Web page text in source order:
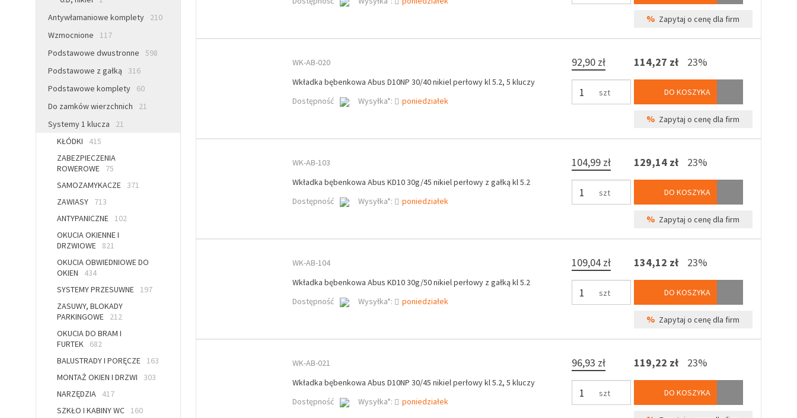
Antywłamaniowe komplety
210
Wzmocnione
117
Podstawowe dwustronne
598
Podstawowe z gałką
316
Podstawowe komplety
60
Do zamków wierzchnich
21
Systemy 1 klucza
21
KŁÓDKI
415
ZABEZPIECZENIA
ROWEROWE
75
SAMOZAMYKACZE
371
ZAWIASY
713
ANTYPANICZNE
102
OKUCIA OKIENNE I
DRZWIOWE
821
OKUCIA OBWIEDNIOWE DO
OKIEN
434
SYSTEMY PRZESUWNE
197
ZASUWY, BLOKADY
PARKINGOWE
212
OKUCIA DO BRAM I
FURTEK
682
BALUSTRADY I PORĘCZE
163
MONTAŻ OKIEN I DRZWI
303
NARZĘDZIA
417
SZKŁO I KABINY WC
160
% Zapytaj o cenę dla firm
WK-AB-020
Wkładka bębenkowa Abus D10NP 30/40 nikiel perłowy kl 5.2, 5 kluczy
Dostępność
Wysyłka*: poniedziałek
92,90 zł
szt
114,27 zł 23%
DO KOSZYKA
% Zapytaj o cenę dla firm
WK-AB-103
Wkładka bębenkowa Abus KD10 30g/45 nikiel perłowy z gałką kl 5.2
Dostępność
Wysyłka*: poniedziałek
104,99 zł
szt
129,14 zł 23%
DO KOSZYKA
% Zapytaj o cenę dla firm
WK-AB-104
Wkładka bębenkowa Abus KD10 30g/50 nikiel perłowy z gałką kl 5.2
Dostępność
Wysyłka*: poniedziałek
109,04 zł
szt
134,12 zł 23%
DO KOSZYKA
% Zapytaj o cenę dla firm
WK-AB-021
Wkładka bębenkowa Abus D10NP 30/45 nikiel perłowy kl 5.2, 5 kluczy
Dostępność
Wysyłka*: poniedziałek
96,93 zł
szt
119,22 zł 23%
DO KOSZYKA